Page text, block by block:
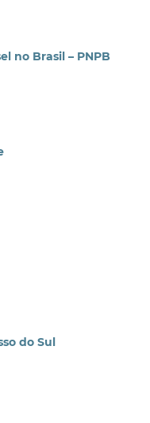
no Brasil – PNPB
do Sul